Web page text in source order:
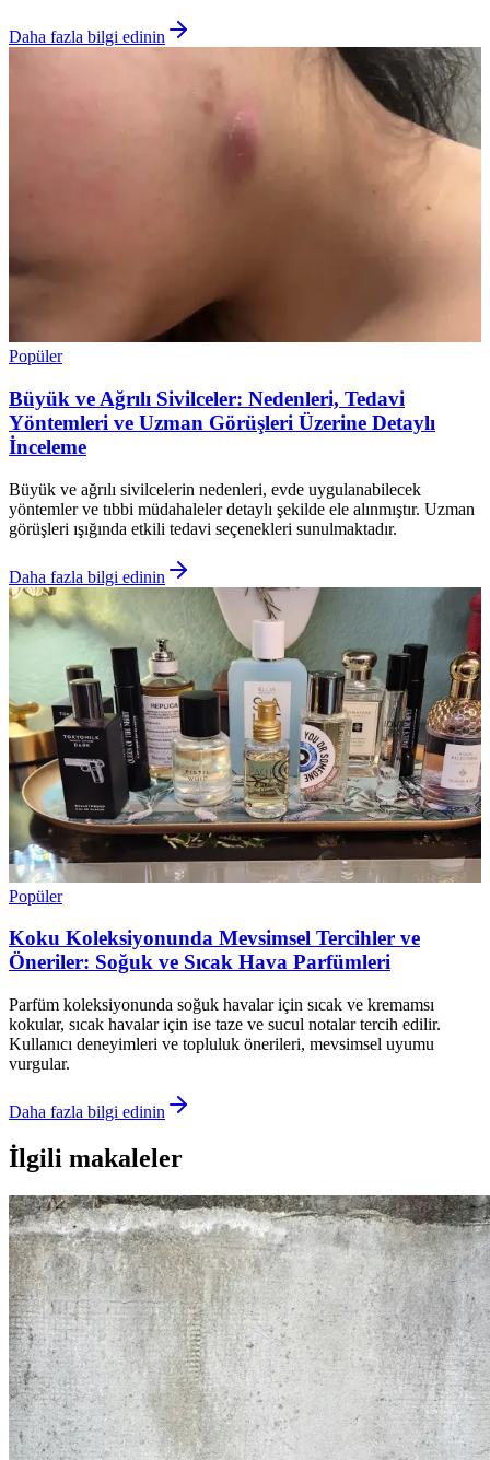
Daha fazla bilgi edinin
Popüler
Büyük ve Ağrılı Sivilceler: Nedenleri, Tedavi
Yöntemleri ve Uzman Görüşleri Üzerine Detaylı
İnceleme
Büyük ve ağrılı sivilcelerin nedenleri, evde uygulanabilecek
yöntemler ve tıbbi müdahaleler detaylı şekilde ele alınmıştır. Uzman
görüşleri ışığında etkili tedavi seçenekleri sunulmaktadır.
Daha fazla bilgi edinin
Popüler
Koku Koleksiyonunda Mevsimsel Tercihler ve
Öneriler: Soğuk ve Sıcak Hava Parfümleri
Parfüm koleksiyonunda soğuk havalar için sıcak ve kremamsı
kokular, sıcak havalar için ise taze ve sucul notalar tercih edilir.
Kullanıcı deneyimleri ve topluluk önerileri, mevsimsel uyumu
vurgular.
Daha fazla bilgi edinin
İlgili makaleler